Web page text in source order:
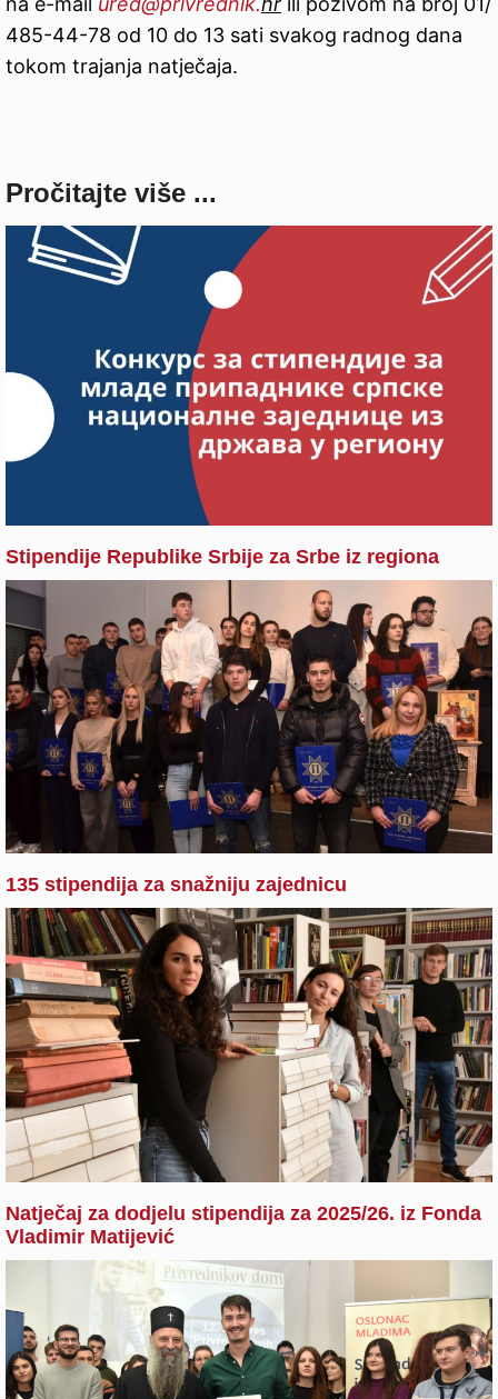
485-44-78 od 10 do 13 sati svakog radnog dana
tokom trajanja natječaja.
Pročitajte više ...
Stipendije Republike Srbije za Srbe iz regiona
135 stipendija za snažniju zajednicu
Natječaj za dodjelu stipendija za 2025/26. iz Fonda
Vladimir Matijević